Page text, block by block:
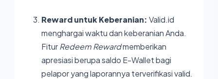
Reward untuk Keberanian: Valid.id
menghargai waktu dan keberanian Anda.
FiturRedeem Rewardmemberikan
apresiasi berupa saldo E-Wallet bagi
pelapor yang laporannya terverifikasi valid.